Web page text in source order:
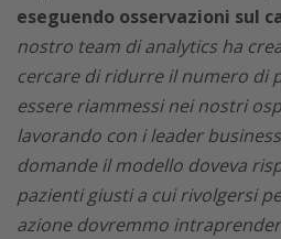
eseguendo osservazioni sul
nostro team di analytics ha
cercare di ridurre il numero di
essere riammessi nei nostri
lavorando con i leader
domande il modello doveva
pazienti giusti a cui rivolgersi
azione dovremmo